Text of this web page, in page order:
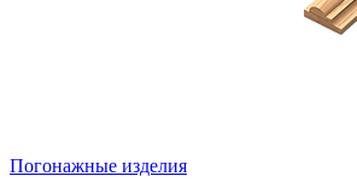
Погонажные изделия